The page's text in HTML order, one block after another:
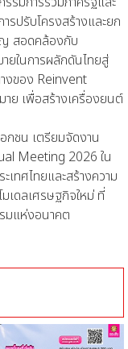
รปรับโครงสร้างและยก
ญ สอดคล้องกับ
ยในการผลักดันไทยสู่
งของ Reinvent
าย เพื่อสร้างเครื่องยนต์
ชน เตรียมจัดงาน
Meeting 2026 ใน
ทศไทยและสร้างความ
มเดลเศรษฐกิจใหม่ ที่
มแห่งอนาคต